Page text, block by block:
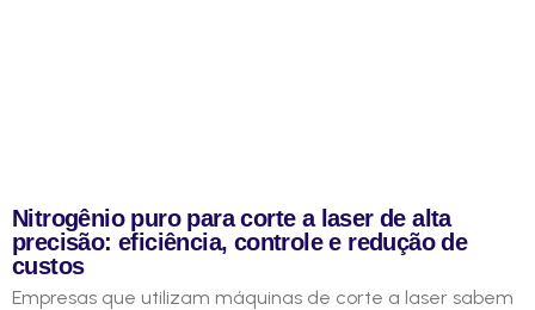
Nitrogênio puro para corte a laser de alta
precisão: eficiência, controle e redução de
custos
Empresas que utilizam máquinas de corte a laser sabem